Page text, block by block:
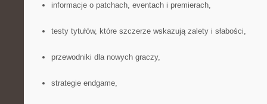
informacje o patchach, eventach i premierach,
testy tytułów, które szczerze wskazują zalety i słabości,
przewodniki dla nowych graczy,
strategie endgame,